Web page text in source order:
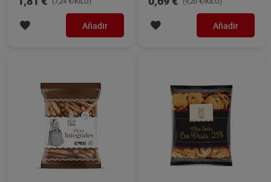
Añadir Añadir